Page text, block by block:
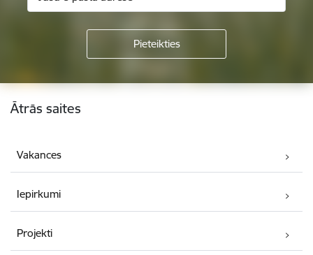
Kājene
Ātrās saites
Vakances
Iepirkumi
Projekti